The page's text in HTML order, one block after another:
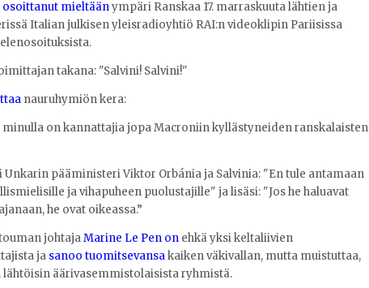
osoittanut mieltäänympäri Ranskaa 17. marraskuuta lähtien ja
Italian julkisen yleisradioyhtiö RAI:n videoklipin Pariisissa
takana: "Salvini! Salvini!"
nauruhymiön kera:
minulla on kannattajia jopa Macroniin kyllästyneiden ranskalaisten
pääministeri Viktor Orbánia ja Salvinia: "En tule antamaan
ja vihapuheen puolustajille" ja lisäsi: "Jos he haluavat
he ovat oikeassa.”
johtajaMarine Le Pen on ehkä yksi keltaliivien
ja sanoo tuomitsevansakaiken väkivallan, mutta muistuttaa,
lähtöisin äärivasemmistolaisista ryhmistä.